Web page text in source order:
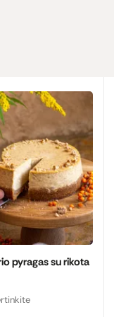
pyragas su rikota